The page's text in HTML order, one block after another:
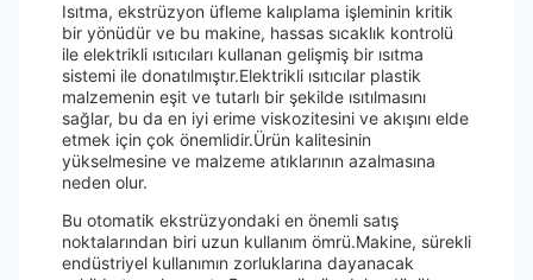
Isıtma, ekstrüzyon üfleme kalıplama işleminin kritik
bir yönüdür ve bu makine, hassas sıcaklık kontrolü
ile elektrikli ısıtıcıları kullanan gelişmiş bir ısıtma
sistemi ile donatılmıştır.Elektrikli ısıtıcılar plastik
malzemenin eşit ve tutarlı bir şekilde ısıtılmasını
sağlar, bu da en iyi erime viskozitesini ve akışını elde
etmek için çok önemlidir.Ürün kalitesinin
yükselmesine ve malzeme atıklarının azalmasına
neden olur.
Bu otomatik ekstrüzyondaki en önemli satış
noktalarından biri uzun kullanım ömrü.Makine, sürekli
endüstriyel kullanımın zorluklarına dayanacak